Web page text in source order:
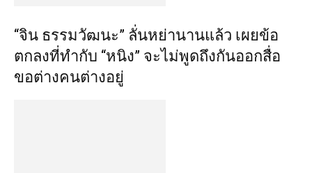
“จิน ธรรมวัฒนะ” ลั่นหย่านานแล้ว เผยข้อ
ตกลงที่ทำกับ “หนิง” จะไม่พูดถึงกันออกสื่อ
ขอต่างคนต่างอยู่